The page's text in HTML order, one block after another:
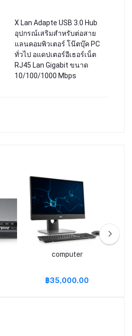
X Lan Adapte USB 3.0 Hub
อุปกรณ์เสริมสำหรับต่อสาย
แลนคอมพิวเตอร์ โน๊ตบุ๊ค PC
ทั่วไป อแดปเตอร์อีเธอร์เน็ต
RJ45 Lan Gigabit ขนาด
10/100/1000 Mbps
computer
฿35,000.00